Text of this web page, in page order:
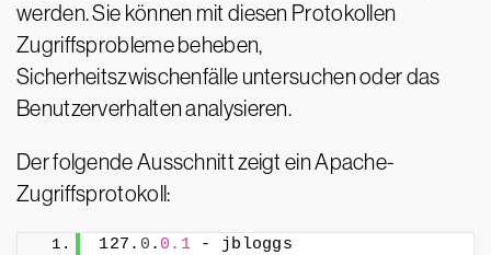
werden. Sie können mit diesen Protokollen
Zugriffsprobleme beheben,
Sicherheitszwischenfälle untersuchen oder das
Benutzerverhalten analysieren.
Der folgende Ausschnitt zeigt ein Apache-
Zugriffsprotokoll:
127. 0 . 0.1